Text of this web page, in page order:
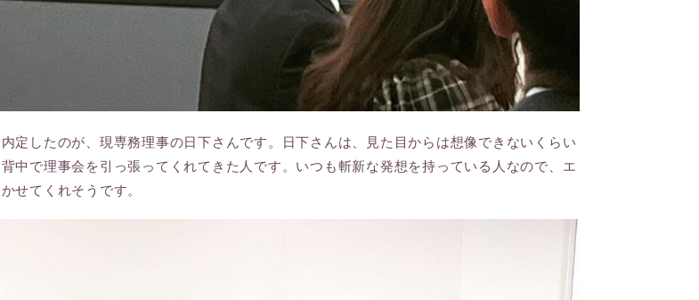
定したのが、現専務理事の日下さんです。日下さんは、見た目からは想像できないくらい
中で理事会を引っ張ってくれてきた人です。いつも斬新な発想を持っている人なので、エ
せてくれそうです。